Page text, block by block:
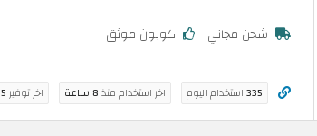
شحن مجاني كوبون موثق
335استخدام اليوم اخر استخدام منذ8 ساعة اخر توفير5 ريال سعودي